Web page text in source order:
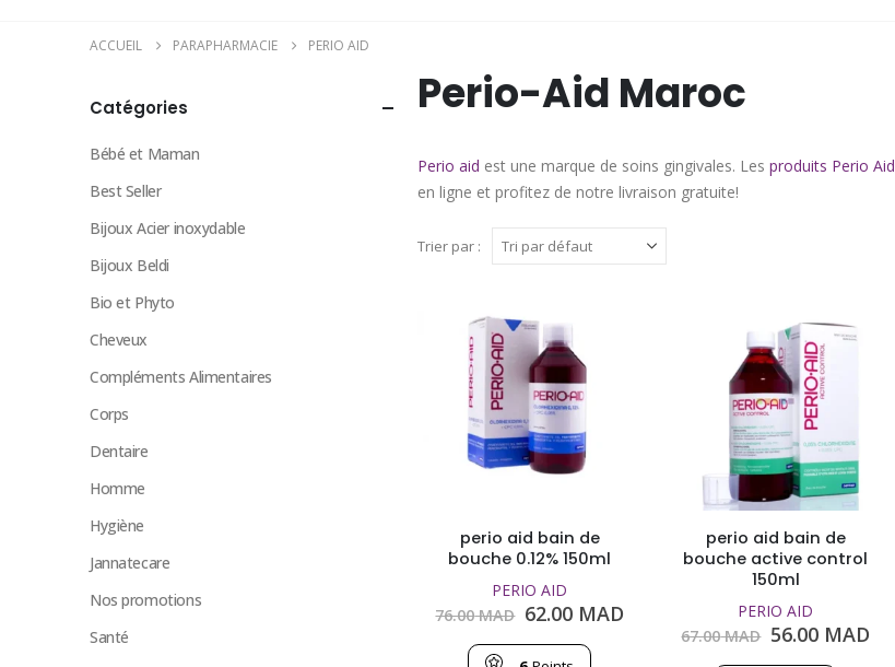
ACCUEIL PARAPHARMACIE PERIO AID
Perio-Aid Maroc
Perio aid est une marque de soins gingivales. Les produits Perio Aid
en ligne et profitez de notre livraison gratuite!
Trier par :
perio aid bain de
bouche 0.12% 150ml
PERIO AID
76.00MAD Le
initial
62.00MADLe
perio aid bain de
bouche active control
150ml
PERIO AID
67.00MAD Le
56.00MADLe
Catégories
Bébé et Maman
Best Seller
Bijoux Acier inoxydable
Bijoux Beldi
Bio et Phyto
Cheveux
Compléments Alimentaires
Corps
Dentaire
Homme
Hygiène
Jannatecare
Nos promotions
Santé